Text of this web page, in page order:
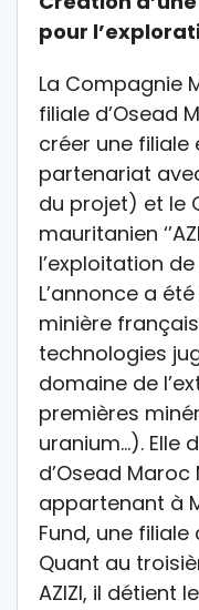
pour
La Compagnie
filiale d’Osead
créer une filiale
partenariat
du projet) et le
mauritanien
l’exploitation
L’annonce a
minière
technologies
domaine de
premières
uranium…). Elle
d’Osead
appartenant à
Fund, une
Quant au
AZIZI, il détient